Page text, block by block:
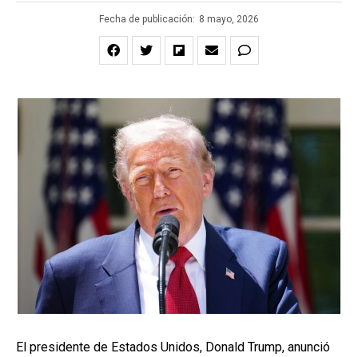
Fecha de publicación: 8 mayo, 2026
El presidente ⁠de ⁠Estados Unidos, Donald Trump, anunció